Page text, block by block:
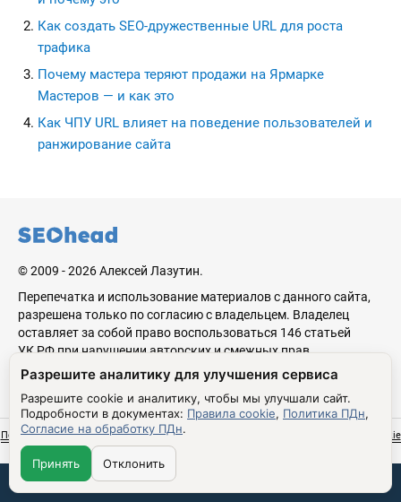
Как создать SEO-дружественные URL для роста
трафика
Почему мастера теряют продажи на Ярмарке
Мастеров — и как это
Как ЧПУ URL влияет на поведение пользователей и
ранжирование сайта
© 2009 - 2026 Алексей Лазутин.
Перепечатка и использование материалов с данного сайта,
разрешена только по согласию с владельцем. Владелец
оставляет за собой право воспользоваться 146 статьей
УК РФ при нарушении авторских и смежных прав.
Сделано в Бюро
Николая Стебунова
С благословения
Аве Лазутина
Связаться со мной:
Политика обработки персональных данных
Правила cookie
Настройки cookie
Разрешите аналитику для улучшения сервиса
Разрешите cookie и аналитику, чтобы мы улучшали сайт.
Подробности в документах: Правила cookie, Политика ПДн,
Согласие на обработку ПДн.
Принять Отклонить